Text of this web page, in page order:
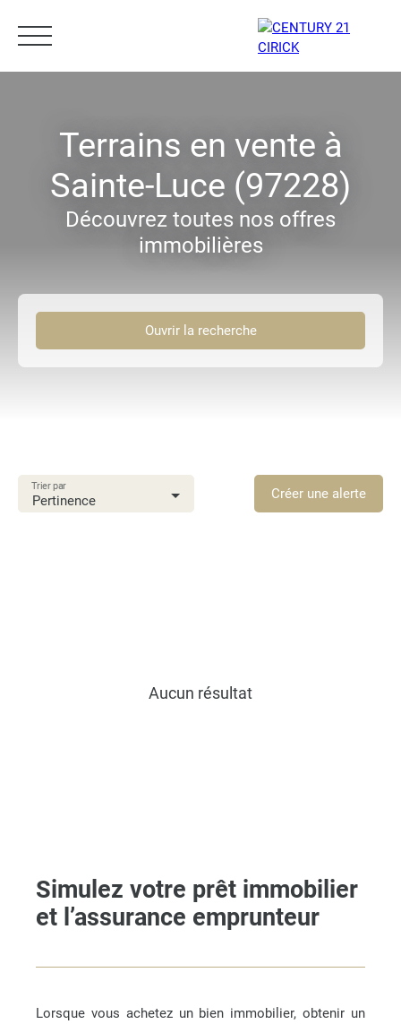
Estimation 05 96 10 62 21
Terrains en vente à
Sainte-Luce (97228)
Découvrez toutes nos offres
immobilières
Ouvrir la recherche
Sainte-Luce (97228)
Localisation
Pertinence
Trier par Créer une alerte
Aucun résultat
Simulez votre prêt immobilier
et l’assurance emprunteur
Lorsque vous achetez un bien immobilier, obtenir un